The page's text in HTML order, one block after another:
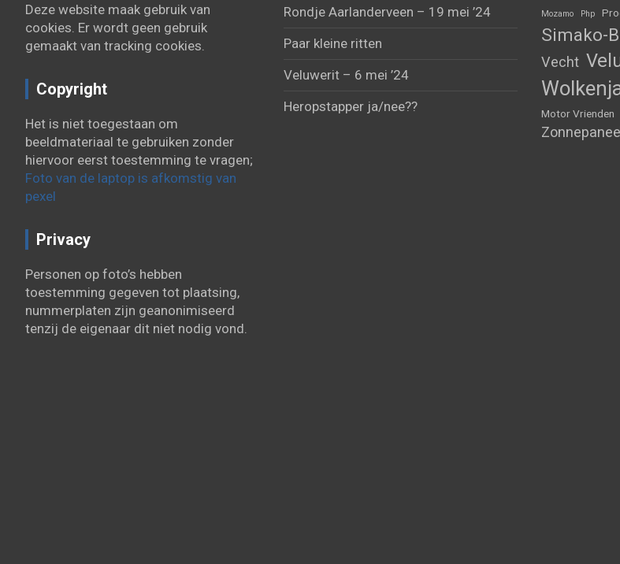
Deze website maak gebruik van
cookies. Er wordt geen gebruik
gemaakt van tracking cookies.
Copyright
Het is niet toegestaan om
beeldmateriaal te gebruiken zonder
hiervoor eerst toestemming te vragen;
Foto van de laptop is afkomstig van
pexel
Privacy
Personen op foto’s hebben
toestemming gegeven tot plaatsing,
nummerplaten zijn geanonimiseerd
tenzij de eigenaar dit niet nodig vond.
Rondje Aarlanderveen – 19 mei ’24
Paar kleine ritten
Veluwerit – 6 mei ’24
Heropstapper ja/nee??
Mozamo Php
Simako-
Vecht
Motor Vrienden